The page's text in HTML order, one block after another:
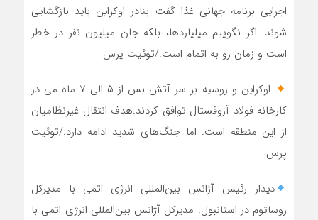
اجرایی برنامه جهانی غذا گفت بنادر اوکراین باید بازگشایی
شوند. اگر نگوییم میلیاردها، بلکه جان میلیون نفر در خطر
است و زمان رو به اتمام است./توئیت پرس
اوکراین و روسیه بر سر آتش بس از ۵ الی ۷ ماه می در
کارخانه فولاد آزوفستال توافق کردند.هدف انتقال غیرنظامیان
از این منطقه است. اما جنگ‌های شدید ادامه دارد./توئیت
پرس
دیدار رئیس آژانس بین‌المللی انرژی اتمی با مدیرکل
روساتوم در استانبول. مدیرکل آژانس بین‌المللی انرژی اتمی با